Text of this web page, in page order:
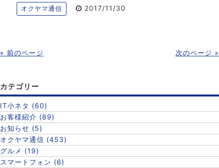
オクヤマ通信 2017/11/30
« 前のページ 次のページ »
カテゴリー
IT小ネタ (60)
お客様紹介 (89)
お知らせ (5)
オクヤマ通信 (453)
グルメ (19)
スマートフォン (6)